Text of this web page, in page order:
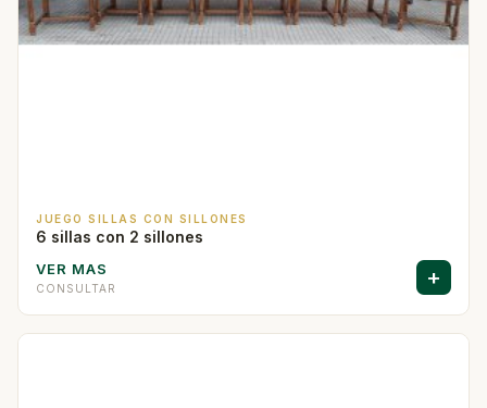
JUEGO SILLAS CON SILLONES
6 sillas con 2 sillones
VER MAS
CONSULTAR +